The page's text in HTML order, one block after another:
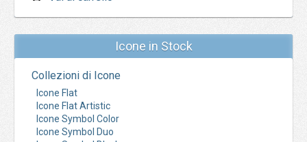
Icone in Stock
Collezioni di Icone
Icone Flat
Icone Flat Artistic
Icone Symbol Color
Icone Symbol Duo